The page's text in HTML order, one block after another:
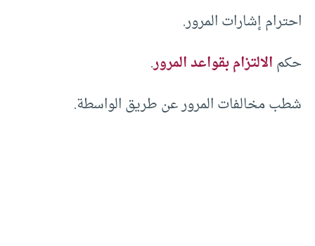
احترام إشارات المرور.
حكمالالتزام بقواعد المرور.
شطب مخالفات المرور عن طريق الواسطة.